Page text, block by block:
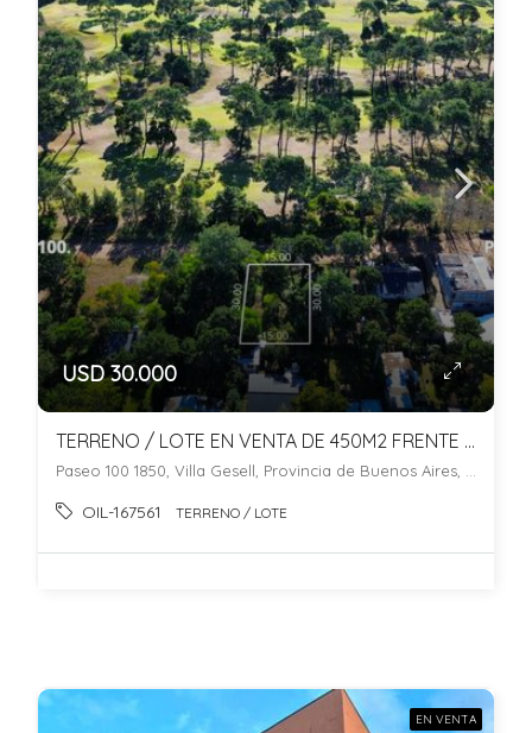
USD 30.000
TERRENO / LOTE EN VENTA DE 450M2 FRENTE AL GOLF! VILLA GESELL.
OIL-167561 TERRENO / LOTE
EN VENTA